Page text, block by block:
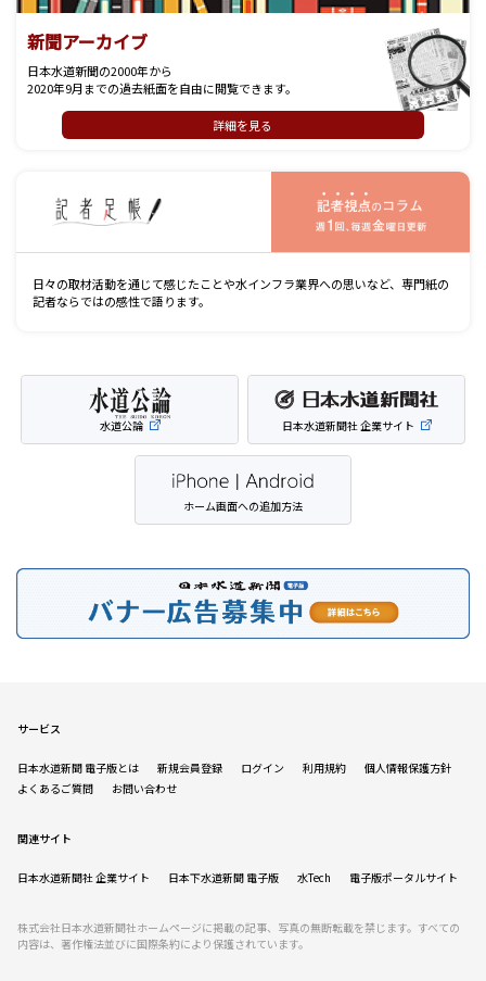
新聞アーカイブ
日本水道新聞の2000年から
2020年9月までの過去紙面を自由に閲覧できます。
詳細を見る
日々の取材活動を通じて感じたことや水インフラ業界への思いなど、専門紙の
記者ならではの感性で語ります。
水道公論 日本水道新聞社 企業サイト
ホーム画面への追加方法
サービス
日本水道新聞 電子版とは 新規会員登録 ログイン 利用規約
個人情報保護方針
よくあるご質問
お問い合わせ
関連サイト
日本水道新聞社 企業サイト 日本下水道新聞 電子版 水Tech 電子版ポータルサイト
株式会社日本水道新聞社ホームページに掲載の記事、写真の無断転載を禁じます。すべての
内容は、著作権法並びに国際条約により保護されています。